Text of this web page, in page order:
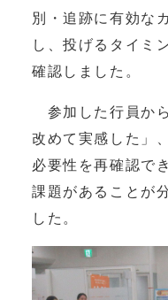
別・追跡に有効な
し、投げるタイミ
確認しました。
参加した行員か
改めて実感した」
必要性を再確認で
課題があることが
した。